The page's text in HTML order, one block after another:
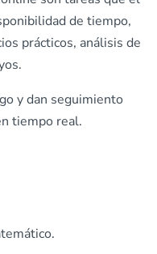
de tiempo,
prácticos, análisis de
y dan seguimiento
tiempo real.